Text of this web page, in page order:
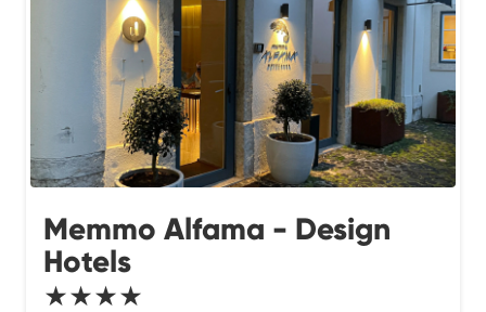
Memmo Alfama - Design
Hotels
★★★★